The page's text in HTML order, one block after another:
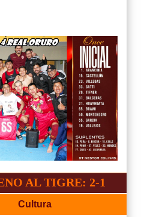
2-1
Cultura